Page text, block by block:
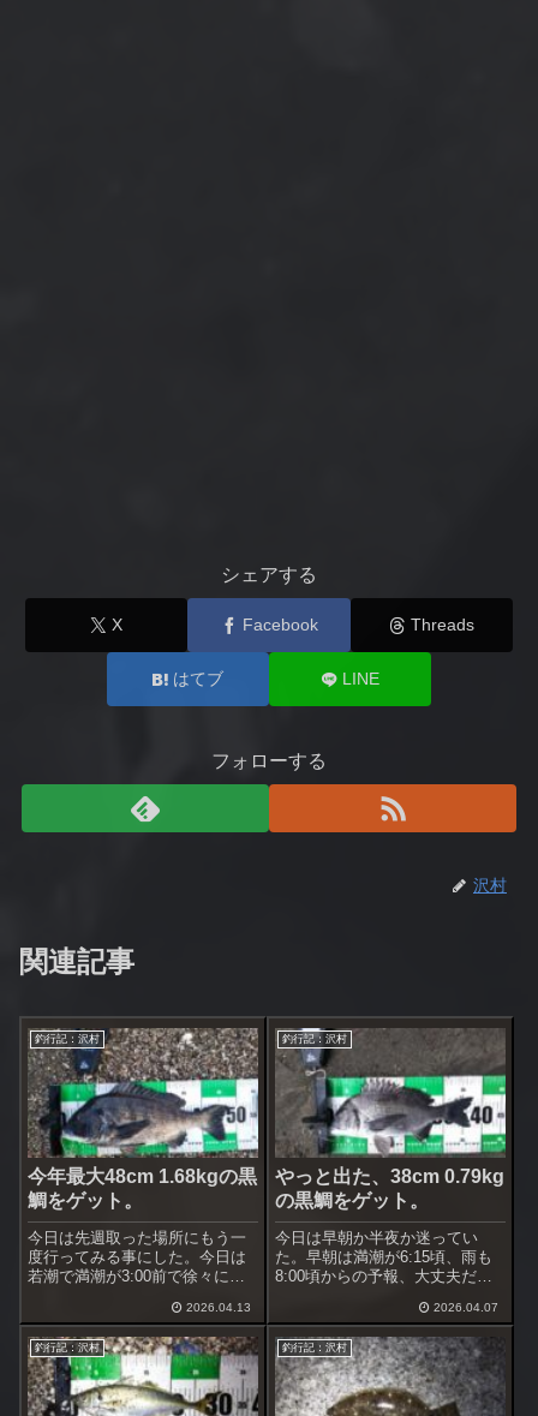
シェアする
X Facebook Threads
はてブ LINE
フォローする
沢村
関連記事
釣行記：沢村
今年最大48cm 1.68kgの黒
鯛をゲット。
今日は先週取った場所にもう一
度行ってみる事にした。今日は
若潮で満潮が3:00前で徐々に下
出ないかも知れないがやってみ
る。
2026.04.13
釣行記：沢村
やっと出た、38cm 0.79kg
の黒鯛をゲット。
今日は早朝か半夜か迷ってい
た。早朝は満潮が6:15頃、雨も
8:00頃からの予報、大丈夫だろ
天気が崩れる前でちょっと腰が
重いけれど頑張って歩く。
2026.04.07
釣行記：沢村 釣行記：沢村